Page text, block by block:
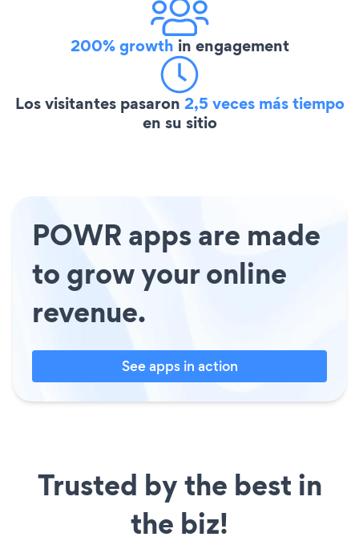
200% growth in engagement
Los visitantes pasaron 2,5 veces más tiempo
en su sitio
POWR apps are made
to grow your online
revenue.
See apps in action
Trusted by the best in
the biz!